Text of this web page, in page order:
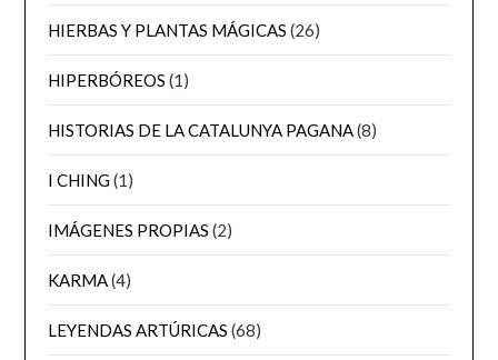
HIERBAS Y PLANTAS MÁGICAS (26)
HIPERBÓREOS (1)
HISTORIAS DE LA CATALUNYA PAGANA(8)
I CHING(1)
IMÁGENES PROPIAS (2)
KARMA(4)
LEYENDAS ARTÚRICAS (68)